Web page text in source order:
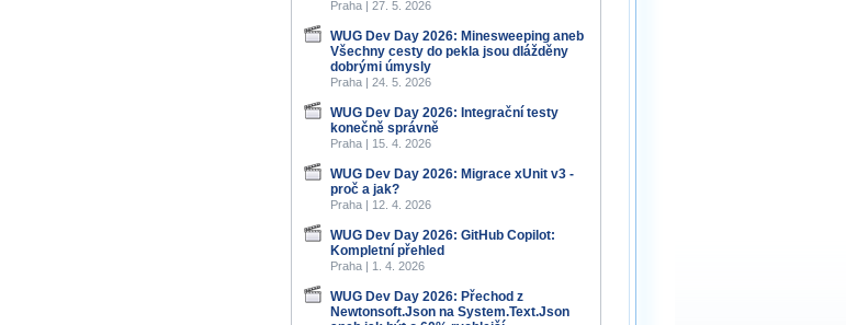
Praha | 27. 5. 2026
WUG Dev Day 2026: Minesweeping aneb
Všechny cesty do pekla jsou dlážděny
dobrými úmysly
Praha | 24. 5. 2026
WUG Dev Day 2026: Integrační testy
konečně správně
Praha | 15. 4. 2026
WUG Dev Day 2026: Migrace xUnit v3 -
proč a jak?
Praha | 12. 4. 2026
WUG Dev Day 2026: GitHub Copilot:
Kompletní přehled
Praha | 1. 4. 2026
WUG Dev Day 2026: Přechod z
Newtonsoft.Json na System.Text.Json